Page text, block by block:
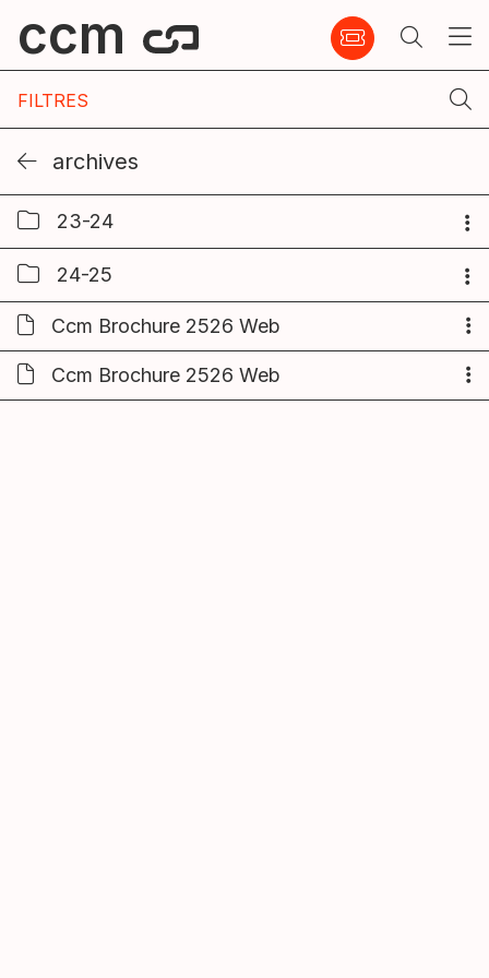
ccm
FILTRES
archives
23-24
24-25
Ccm Brochure 2526 Web
Ccm Brochure 2526 Web